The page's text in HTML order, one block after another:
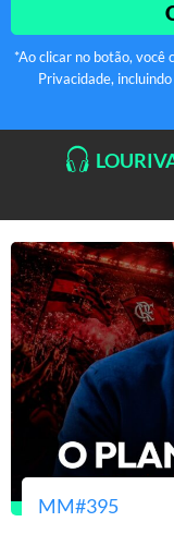
*Ao clicar no botão, você
Privacidade,
MM#395